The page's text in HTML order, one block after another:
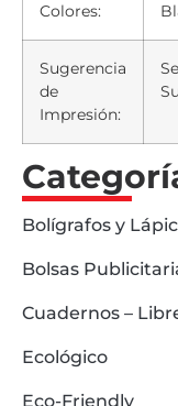
Colores:
Sugerencia
de
Impresión:
Bolígrafos y
Bolsas
Cuadernos –
Ecológico
Eco-Friendly